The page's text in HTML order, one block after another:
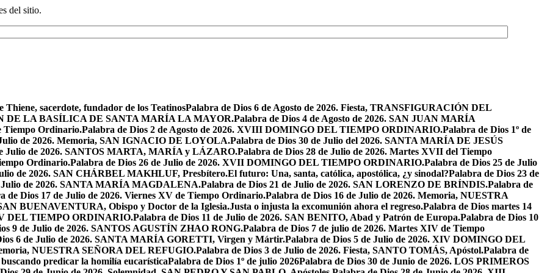
del sitio.
Thiene, sacerdote, fundador de los TeatinosPalabra de Dios 6 de Agosto de 2026. Fiesta, TRANSFIGURACIÓN DEL
DE LA BASÍLICA DE SANTA MARÍA LA MAYOR.Palabra de Dios 4 de Agosto de 2026. SAN JUAN MARÍA
Tiempo Ordinario.Palabra de Dios 2 de Agosto de 2026. XVIII DOMINGO DEL TIEMPO ORDINARIO.Palabra de Dios 1º de
de 2026. Memoria, SAN IGNACIO DE LOYOLA.Palabra de Dios 30 de Julio del 2026. SANTA MARÍA DE JESÚS
Julio de 2026. SANTOS MARTA, MARÍA y LÁZARO.Palabra de Dios 28 de Julio de 2026. Martes XVII del Tiempo
Ordinario.Palabra de Dios 26 de Julio de 2026. XVII DOMINGO DEL TIEMPO ORDINARIO.Palabra de Dios 25 de Julio
de 2026. SAN CHÁRBEL MAKHLUF, Presbítero.El futuro: Una, santa, católica, apostólica, ¿y sinodal?Palabra de Dios 23 de
Julio de 2026. SANTA MARÍA MAGDALENA.Palabra de Dios 21 de Julio de 2026. SAN LORENZO DE BRÍNDIS.Palabra de
de Dios 17 de Julio de 2026. Viernes XV de Tiempo Ordinario.Palabra de Dios 16 de Julio de 2026. Memoria, NUESTRA
BUENAVENTURA, Obispo y Doctor de la Iglesia.Justa o injusta la excomunión ahora el regreso.Palabra de Dios martes 14
DEL TIEMPO ORDINARIO.Palabra de Dios 11 de Julio de 2026. SAN BENITO, Abad y Patrón de Europa.Palabra de Dios 10
9 de Julio de 2026. SANTOS AGUSTÍN ZHAO RONG.Palabra de Dios 7 de julio de 2026. Martes XIV de Tiempo
6 de Julio de 2026. SANTA MARÍA GORETTI, Virgen y Mártir.Palabra de Dios 5 de Julio de 2026. XIV DOMINGO DEL
NUESTRA SEÑORA DEL REFUGIO.Palabra de Dios 3 de Julio de 2026. Fiesta, SANTO TOMÁS, Apóstol.Palabra de
predicar la homilía eucarísticaPalabra de Dios 1º de julio 2026Palabra de Dios 30 de Junio de 2026. LOS PRIMEROS